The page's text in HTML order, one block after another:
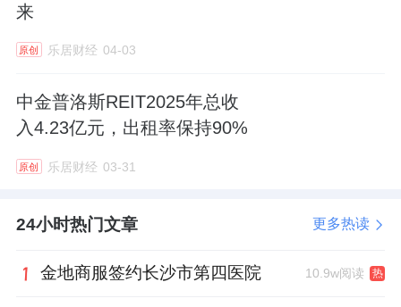
来
原创 乐居财经 04-03
中金普洛斯REIT2025年总收
入4.23亿元，出租率保持90%
原创 乐居财经 03-31
24小时热门文章 更多热读
金地商服签约长沙市第四医院 10.9w阅读 热